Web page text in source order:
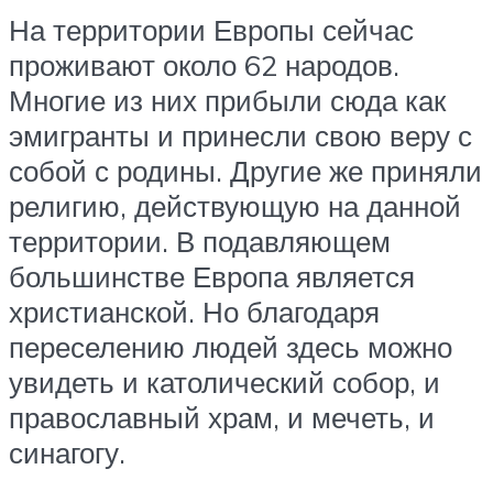
На территории Европы сейчас
проживают около 62 народов.
Многие из них прибыли сюда как
эмигранты и принесли свою веру с
собой с родины. Другие же приняли
религию, действующую на данной
территории. В подавляющем
большинстве Европа является
христианской. Но благодаря
переселению людей здесь можно
увидеть и католический собор, и
православный храм, и мечеть, и
синагогу.